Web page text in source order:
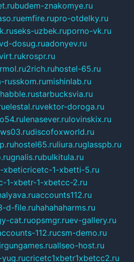
budem-znakomye.ru
emfire.rupro-otdelky.ru
seks-uzbek.ruporno-vk.ru
dosug.ruadonyev.ru
krospr.ru
2rich.ruhostel-65.ru
russkom.rumishinlab.ru
habble.rustarbucksvia.ru
elestal.ruvektor-doroga.ru
lenasever.rulovinskix.ru
discofoxworld.ru
hostel65.ruliura.ruglasspb.ru
gnalis.rubulkitula.ru
xbeticricetc-1-xbetti-5.ru
1-xbetr-1-xbetcc-2.ru
accounts112.ru
d-file.ruhahahaharms.ru
cat.ruopsmgr.ruev-gallery.ru
112.rucsm-demo.ru
allseo-host.ru
cricetc1xbetr1xbetcc2.ru